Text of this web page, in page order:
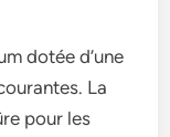
dotée d’une
La
pour les